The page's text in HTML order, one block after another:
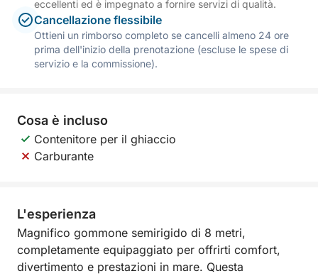
eccellenti ed è impegnato a fornire servizi di qualità.
Cancellazione flessibile
Ottieni un rimborso completo se cancelli almeno 24 ore
prima dell'inizio della prenotazione (escluse le spese di
servizio e la commissione).
Cosa è incluso
Contenitore per il ghiaccio
Carburante
L'esperienza
Magnifico gommone semirigido di 8 metri,
completamente equipaggiato per offrirti comfort,
divertimento e prestazioni in mare. Questa